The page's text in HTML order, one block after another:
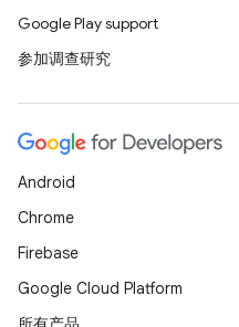
Google Play support
参加调查研究
Android
Chrome
Firebase
Google Cloud Platform